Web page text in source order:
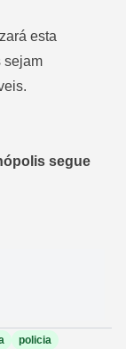
esta
sejam
segue
policia